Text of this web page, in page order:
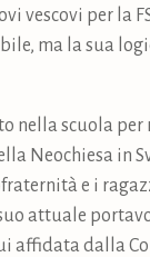
vescovi per la
ma la sua
nella scuola
Neochiesa in
e i
attuale
affidata dalla